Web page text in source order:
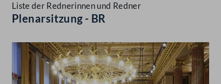
Liste der Rednerinnen und Redner
Plenarsitzung - BR